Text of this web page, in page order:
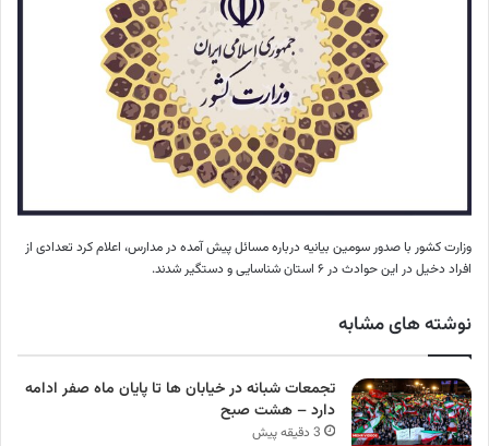
وزارت کشور با صدور سومین بیانیه درباره مسائل پیش آمده در مدارس، اعلام کرد تعدادی از
افراد دخیل در این حوادث در ۶ استان شناسایی و دستگیر شدند.
نوشته های مشابه
تجمعات شبانه در خیابان ها تا پایان ماه صفر ادامه
دارد – هشت صبح
3 دقیقه پیش